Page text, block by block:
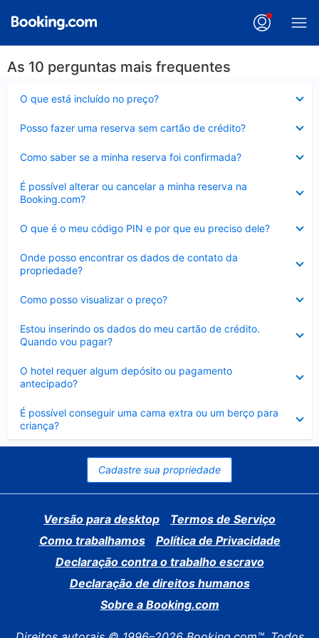
As 10 perguntas mais frequentes
O que está incluído no preço?
Posso fazer uma reserva sem cartão de crédito?
Como saber se a minha reserva foi confirmada?
É possível alterar ou cancelar a minha reserva na
Booking.com?
Contraído
O que é o meu código PIN e por que eu preciso dele?
Onde posso encontrar os dados de contato da
propriedade?
Como posso visualizar o preço?
Estou inserindo os dados do meu cartão de crédito.
Quando vou pagar?
O hotel requer algum depósito ou pagamento
antecipado?
É possível conseguir uma cama extra ou um berço para
criança?
Contraído
Cadastre sua propriedade
Versão para desktop
Termos de Serviço
Como trabalhamos
Política de Privacidade
Declaração contra o trabalho escravo
Declaração de direitos humanos
Sobre a Booking.com